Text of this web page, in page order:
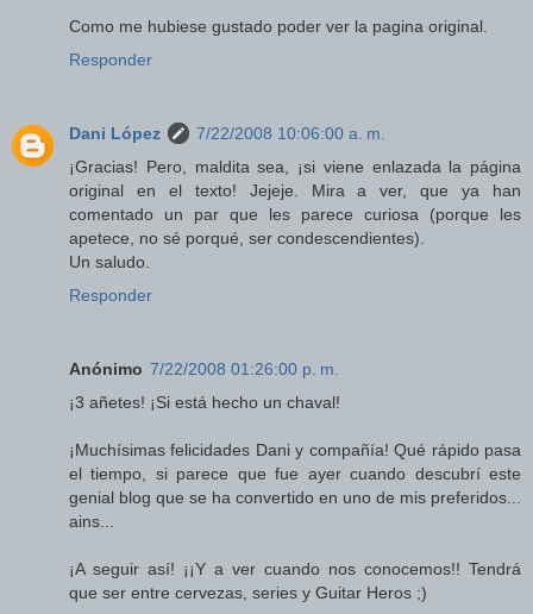
Como me hubiese gustado poder ver la pagina original.
Responder
Dani López
7/22/2008 10:06:00 a. m.
¡Gracias! Pero, maldita sea, ¡si viene enlazada la página
original en el texto! Jejeje. Mira a ver, que ya han
comentado un par que les parece curiosa (porque les
apetece, no sé porqué, ser condescendientes).
Un saludo.
Responder
Anónimo 7/22/2008 01:26:00 p. m.
¡3 añetes! ¡Si está hecho un chaval!
¡Muchísimas felicidades Dani y compañía! Qué rápido pasa
el tiempo, si parece que fue ayer cuando descubrí este
genial blog que se ha convertido en uno de mis preferidos...
ains...
¡A seguir así! ¡¡Y a ver cuando nos conocemos!! Tendrá
que ser entre cervezas, series y Guitar Heros ;)